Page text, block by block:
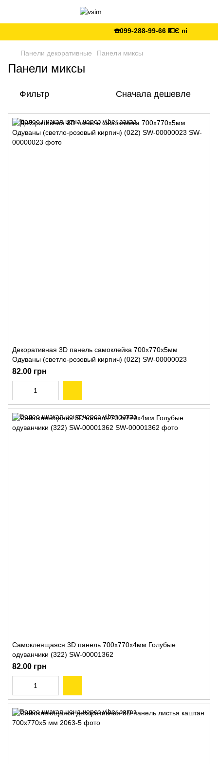
☎️099-288-99-66 💵Є післяплата
Панели декоративные Панели миксы
Панели миксы
Фильтр Сначала дешевле
Декоративная 3D панель самоклейка 700x770x5мм
Одуваны (светло-розовый кирпич) (022) SW-00000023
82.00 грн
Самоклеящаяся 3D панель 700х770х4мм Голубые
одуванчики (322) SW-00001362
82.00 грн